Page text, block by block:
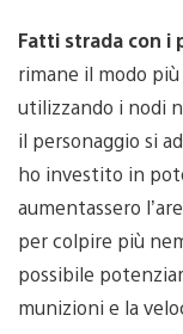
Fatti strada con
rimane il modo
utilizzando i nodi
il personaggio si
ho investito in
aumentassero
per colpire più
possibile
munizioni e la